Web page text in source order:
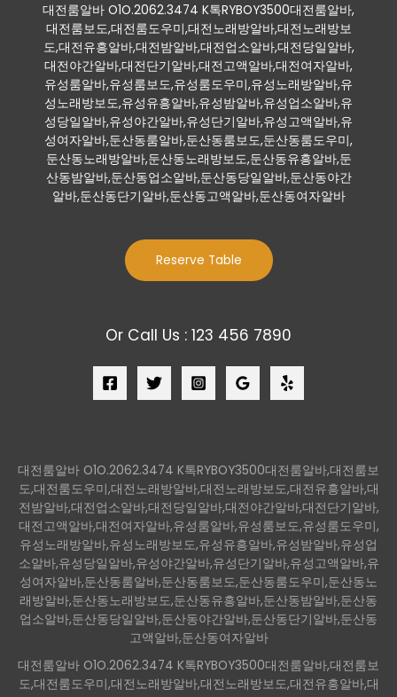
대전룸알바 O1O.2062.3474 K톡RYBOY3500대전룸알바,
대전룸보도,대전룸도우미,대전노래방알바,대전노래방보
도,대전유흥알바,대전밤알바,대전업소알바,대전당일알바,
대전야간알바,대전단기알바,대전고액알바,대전여자알바,
유성룸알바,유성룸보도,유성룸도우미,유성노래방알바,유
성노래방보도,유성유흥알바,유성밤알바,유성업소알바,유
성당일알바,유성야간알바,유성단기알바,유성고액알바,유
성여자알바,둔산동룸알바,둔산동룸보도,둔산동룸도우미,
둔산동노래방알바,둔산동노래방보도,둔산동유흥알바,둔
산동밤알바,둔산동업소알바,둔산동당일알바,둔산동야간
알바,둔산동단기알바,둔산동고액알바,둔산동여자알바
Reserve Table
Or Call Us : 123 456 7890
대전룸알바 O1O.2062.3474 K톡RYBOY3500대전룸알바,대전룸보
도,대전룸도우미,대전노래방알바,대전노래방보도,대전유흥알바,대
전밤알바,대전업소알바,대전당일알바,대전야간알바,대전단기알바,
대전고액알바,대전여자알바,유성룸알바,유성룸보도,유성룸도우미,
유성노래방알바,유성노래방보도,유성유흥알바,유성밤알바,유성업
소알바,유성당일알바,유성야간알바,유성단기알바,유성고액알바,유
성여자알바,둔산동룸알바,둔산동룸보도,둔산동룸도우미,둔산동노
래방알바,둔산동노래방보도,둔산동유흥알바,둔산동밤알바,둔산동
업소알바,둔산동당일알바,둔산동야간알바,둔산동단기알바,둔산동
고액알바,둔산동여자알바
대전룸알바 O1O.2062.3474 K톡RYBOY3500대전룸알바,대전룸보
도,대전룸도우미,대전노래방알바,대전노래방보도,대전유흥알바,대